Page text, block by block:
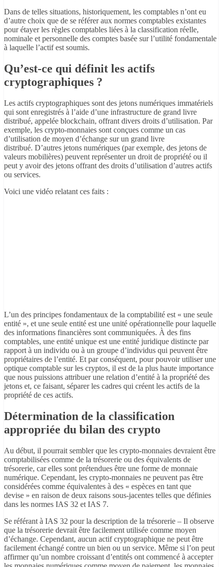
Dans de telles situations, historiquement, les comptables n’ont eu
d’autre choix que de se référer aux normes comptables existantes
pour étayer les règles comptables liées à la classification réelle,
nominale et personnelle des comptes basée sur l’utilité fondamentale
à laquelle l’actif est soumis.
Qu’est-ce qui définit les actifs
cryptographiques ?
Les actifs cryptographiques sont des jetons numériques immatériels
qui sont enregistrés à l’aide d’une infrastructure de grand livre
distribué, appelée blockchain, offrant divers droits d’utilisation. Par
exemple, les crypto-monnaies sont conçues comme un cas
d’utilisation de moyen d’échange sur un grand livre
distribué. D’autres jetons numériques (par exemple, des jetons de
valeurs mobilières) peuvent représenter un droit de propriété ou il
peut y avoir des jetons offrant des droits d’utilisation d’autres actifs
ou services.
Voici une vidéo relatant ces faits :
L’un des principes fondamentaux de la comptabilité est « une seule
entité », et une seule entité est une unité opérationnelle pour laquelle
des informations financières sont communiquées. À des fins
comptables, une entité unique est une entité juridique distincte par
rapport à un individu ou à un groupe d’individus qui peuvent être
propriétaires de l’entité. Et par conséquent, pour pouvoir utiliser une
optique comptable sur les cryptos, il est de la plus haute importance
que nous puissions attribuer une relation d’entité à la propriété des
jetons et, ce faisant, séparer les cadres qui créent les actifs de la
propriété de ces actifs.
Détermination de la classification
appropriée du bilan des crypto
Au début, il pourrait sembler que les crypto-monnaies devraient être
comptabilisées comme de la trésorerie ou des équivalents de
trésorerie, car elles sont prétendues être une forme de monnaie
numérique. Cependant, les crypto-monnaies ne peuvent pas être
considérées comme équivalentes à des « espèces en tant que
devise » en raison de deux raisons sous-jacentes telles que définies
dans les normes IAS 32 et IAS 7.
Se référant à IAS 32 pour la description de la trésorerie – Il observe
que la trésorerie devrait être facilement utilisée comme moyen
d’échange. Cependant, aucun actif cryptographique ne peut être
facilement échangé contre un bien ou un service. Même si l’on peut
affirmer qu’un nombre croissant d’entités ont commencé à accepter